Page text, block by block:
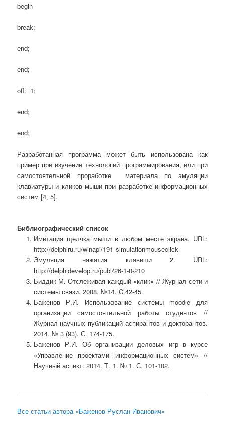
begin
break;
end;
end;
off:=1;
end;
end;
Разработанная программа может быть использована как
пример при изучении технологий программирования, или при
самостоятельной проработке материала по эмуляции
клавиатуры и кликов мыши при разработке информационных
систем [4, 5].
Библиографический список
Имитация щелчка мыши в любом месте экрана. URL:
http://delphiru.ru/winapi/191-simulationmouseclick
Эмуляция нажатия клавиши 2. URL:
http://delphidevelop.ru/publ/26-1-0-210
Биддик М. Отслеживая каждый «клик» // Журнал сети и
системы связи. 2008. №14. C.42-45.
Баженов Р.И. Использование системы moodle для
организации самостоятельной работы студентов //
Журнал научных публикаций аспирантов и докторантов.
2014. № 3 (93). С. 174-175.
Баженов Р.И. Об организации деловых игр в курсе
«Управление проектами информационных систем» //
Научный аспект. 2014. Т. 1. № 1. С. 101-102.
Все статьи автора «Баженов Руслан Иванович»